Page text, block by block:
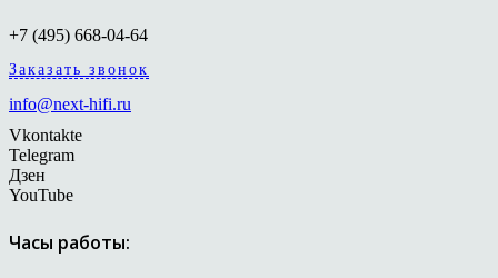
+7 (495) 668-04-64
Заказать звонок
info@next-hifi.ru
Vkontakte
Telegram
Дзен
YouTube
Часы работы: